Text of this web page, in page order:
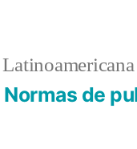
Normas de